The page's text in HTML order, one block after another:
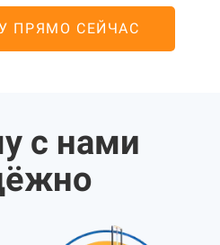
ПРЯМО СЕЙЧАС
с нами